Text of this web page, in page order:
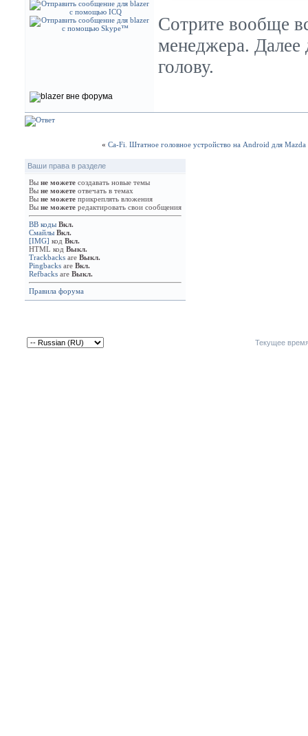
Сотрите вообще
менеджера. Далее
голову.
« Ca-Fi. Штатное головное устройство на Android для
Ваши права в разделе
Вы не можете создавать новые темы
Вы не можете отвечать в темах
Вы не можете прикреплять вложения
Вы не можете редактировать свои сообщения
BB коды Вкл.
Смайлы Вкл.
[IMG] код Вкл.
HTML код Выкл.
Trackbacks are Выкл.
Pingbacks are Вкл.
Refbacks are Выкл.
Правила форума
Текущее